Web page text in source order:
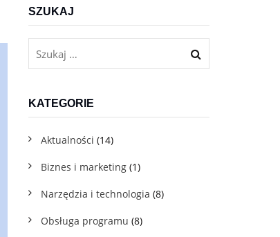
Dla firm usługowych B2C
Program lojalnościowy w telefonie dla gastronomii, beauty,
fitnessu i innych branż usługowych
Darmowe materiały do pobrania
SZUKAJ
KATEGORIE
Aktualności (14)
Biznes i marketing(1)
Narzędzia i technologia (8)
Obsługa programu (8)